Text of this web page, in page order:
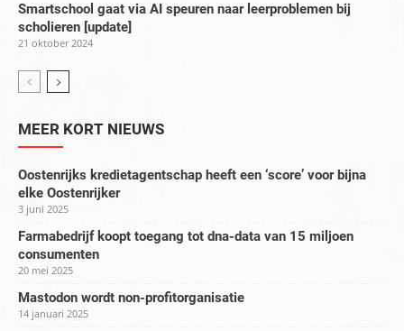
Smartschool gaat via AI speuren naar leerproblemen bij
scholieren [update]
21 oktober 2024
MEER KORT NIEUWS
Oostenrijks kredietagentschap heeft een ‘score’ voor bijna
elke Oostenrijker
3 juni 2025
Farmabedrijf koopt toegang tot dna-data van 15 miljoen
consumenten
20 mei 2025
Mastodon wordt non-profitorganisatie
14 januari 2025